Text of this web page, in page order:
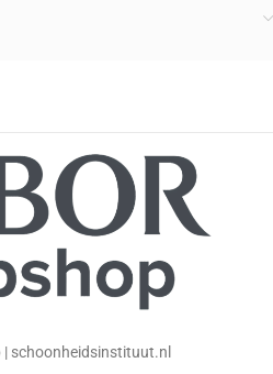
| schoonheidsinstituut.nl